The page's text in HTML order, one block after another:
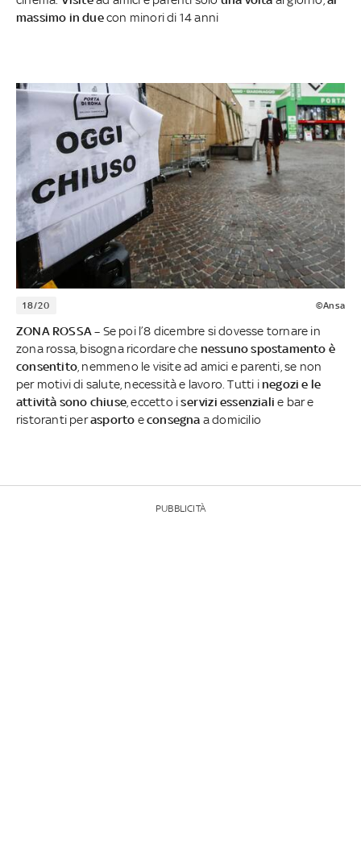
massimo in duecon minori di 14 anni
18/20 ©Ansa
ZONA ROSSA – Se poi l’8 dicembre si dovesse tornare in
zona rossa, bisogna ricordare che nessuno spostamento è
consentito , nemmeno le visite ad amici e parenti, se non
per motivi di salute, necessità e lavoro. Tutti i negozi e le
attività sono chiuse , eccetto iservizi essenziali e bar e
ristoranti perasporto econsegna a domicilio
PUBBLICITÀ